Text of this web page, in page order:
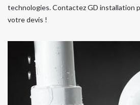
technologies. Contactez GD installation
votre devis !